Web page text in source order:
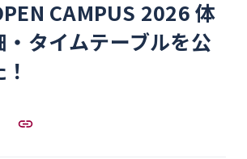
CAMPUS 2026 体
・タイムテーブルを公